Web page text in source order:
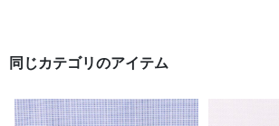
同じカテゴリのアイテム